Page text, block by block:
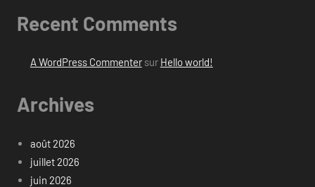
Recent Comments
A WordPress Commentersur Hello world!
Archives
août 2026
juillet 2026
juin 2026